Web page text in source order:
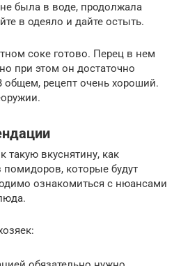
не была в воде, продолжала
в одеяло и дайте остыть.
соке готово. Перец в нем
при этом он достаточно
общем, рецепт очень хороший.
такую вкуснятину, как
которые будут
ознакомиться с нюансами